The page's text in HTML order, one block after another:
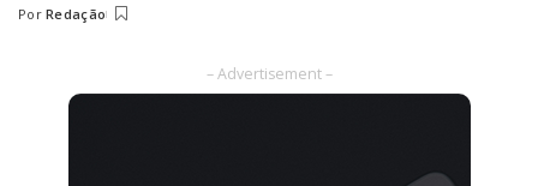
Posted
Por Redação
– Advertisement –